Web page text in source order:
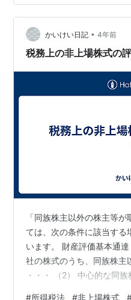
パーセント ただし、役員
１に該当しない場合、一
り扱いとなります。 *１ 引
とは、法定耐用年数が30年
かいけい日記 • 4年前
税務上の非上場株式の
「同族株主以外の株主等
ては、次の条件に該当す
います。 財産評価基本通
社の株式のうち、同族株主
・・・ （2） 中心的な同
#所得税法 #非上場株式